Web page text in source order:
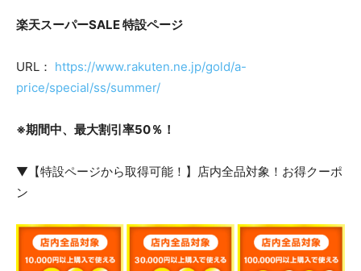
楽天スーパーSALE 特設ページ
URL： https://www.rakuten.ne.jp/gold/a-
price/special/ss/summer/
※期間中、最大割引率50％！
▼【特設ページから取得可能！】店内全品対象！お得クーポ
ン